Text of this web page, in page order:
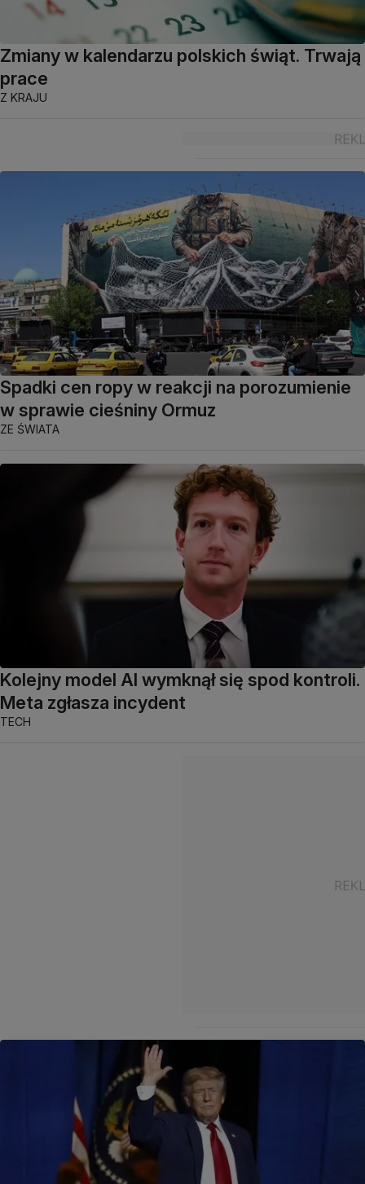
Zmiany w kalendarzu polskich świąt. Trwają
prace
Z KRAJU
Spadki cen ropy w reakcji na porozumienie
w sprawie cieśniny Ormuz
ZE ŚWIATA
Kolejny model AI wymknął się spod kontroli.
Meta zgłasza incydent
TECH